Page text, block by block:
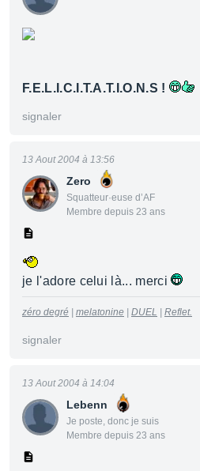
F.E.L.I.C.I.T.A.T.I.O.N.S !
signaler
Zero
Squatteur·euse d’AF
Membre depuis 23 ans
13 Aout 2004 à 13:56
je l'adore celui là... merci
zéro degré melatonine DUEL Reflet.
signaler
Lebenn
Je poste, donc je suis
Membre depuis 23 ans
13 Aout 2004 à 14:04